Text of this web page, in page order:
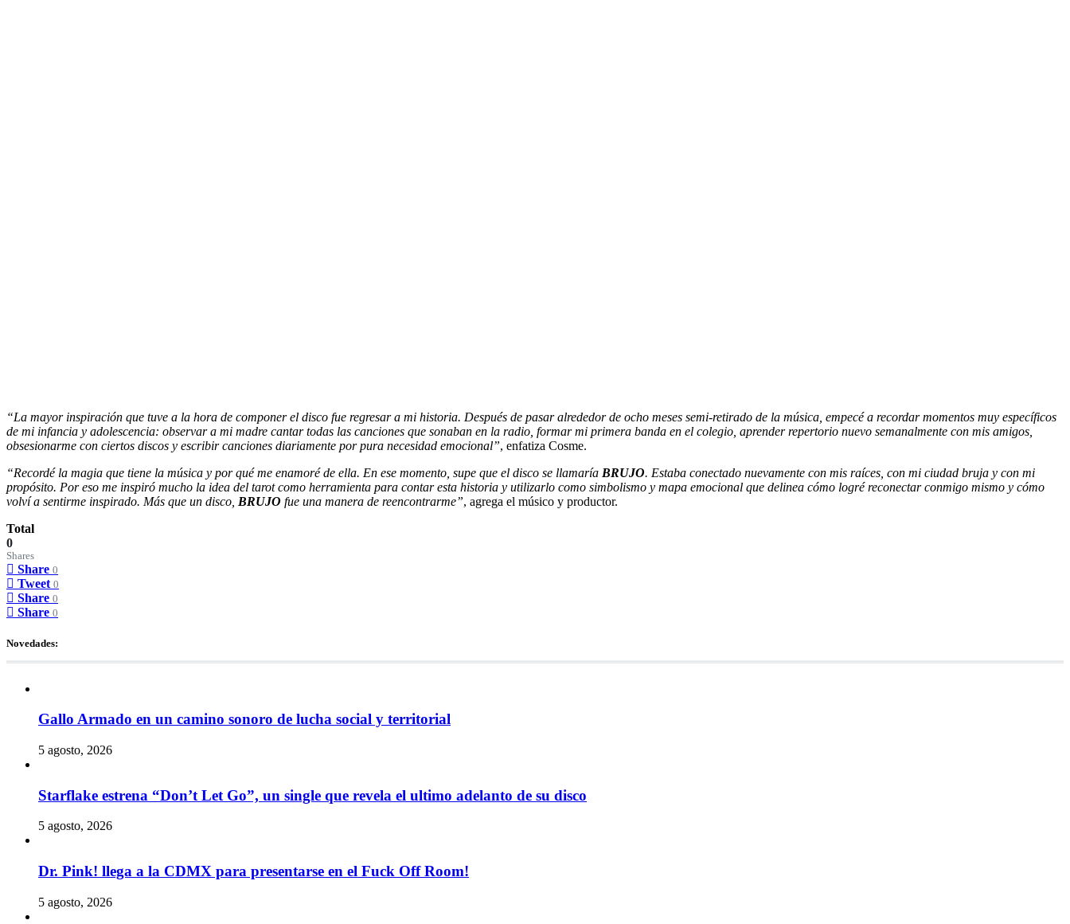
“La mayor inspiración que tuve a la hora de componer el disco fue regresar a mi historia. Después de pasar alrededor de ocho meses semi-retirado de la música, empecé a recordar momentos muy específicos
de mi infancia y adolescencia: observar a mi madre cantar todas las canciones que sonaban en la radio, formar mi primera banda en el colegio, aprender repertorio nuevo semanalmente con mis amigos,
obsesionarme con ciertos discos y escribir canciones diariamente por pura necesidad emocional”, enfatiza Cosme.
“Recordé la magia que tiene la música y por qué me enamoré de ella. En ese momento, supe que el disco se llamaría BRUJO. Estaba conectado nuevamente con mis raíces, con mi ciudad bruja y con mi
propósito. Por eso me inspiró mucho la idea del tarot como herramienta para contar esta historia y utilizarlo como simbolismo y mapa emocional que delinea cómo logré reconectar conmigo mismo y cómo
volví a sentirme inspirado. Más que un disco, BRUJO fue una manera de reencontrarme”, agrega el músico y productor.
Total
0
Shares
Share 0
Tweet 0
Share 0
Share 0
Novedades:
Gallo Armado en un camino sonoro de lucha social y territorial
5 agosto, 2026
Starflake estrena “Don’t Let Go”, un single que revela el ultimo adelanto de su disco
5 agosto, 2026
Dr. Pink! llega a la CDMX para presentarse en el Fuck Off Room!
5 agosto, 2026